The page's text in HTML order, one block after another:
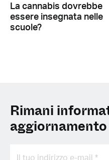
La cannabis dovrebbe
essere insegnata nelle
scuole?
Rimani